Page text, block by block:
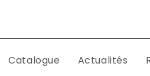
Catalogue Actualités